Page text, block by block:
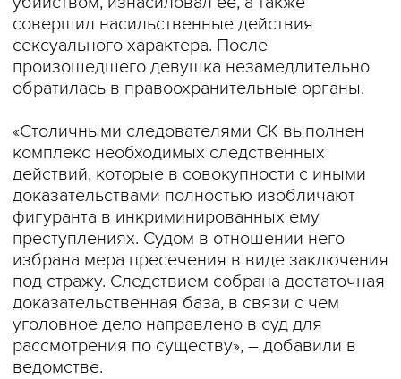
совершил насильственные действия
сексуального характера. После
произошедшего девушка незамедлительно
обратилась в правоохранительные органы.
«Столичными следователями СК выполнен
комплекс необходимых следственных
действий, которые в совокупности с иными
доказательствами полностью изобличают
фигуранта в инкриминированных ему
преступлениях. Судом в отношении него
избрана мера пресечения в виде заключения
под стражу. Следствием собрана достаточная
доказательственная база, в связи с чем
уголовное дело направлено в суд для
рассмотрения по существу», – добавили в
ведомстве.